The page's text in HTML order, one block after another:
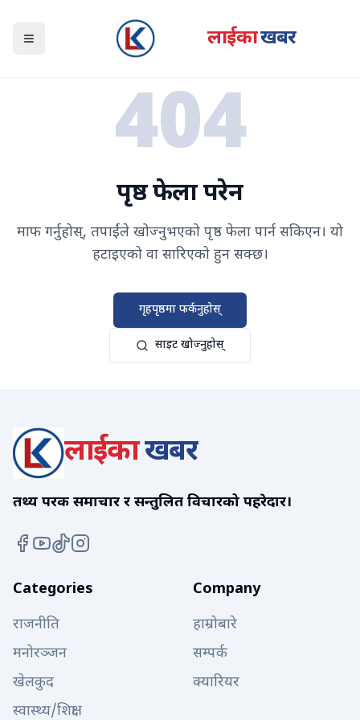
Open navigation menu लाईकाखबर
404
पृष्ठ फेला परेन
माफ गर्नुहोस्, तपाईंले खोज्नुभएको पृष्ठ फेला पार्न सकिएन। यो
हटाइएको वा सारिएको हुन सक्छ।
गृहपृष्ठमा फर्कनुहोस्
साइट खोज्नुहोस्
लाईकाखबर
तथ्य परक समाचार र सन्तुलित विचारको पहरेदार।
Categories
राजनीति
मनोरञ्जन
खेलकुद
स्वास्थ्य/शिक्षा
Company
हाम्रोबारे
सम्पर्क
क्यारियर